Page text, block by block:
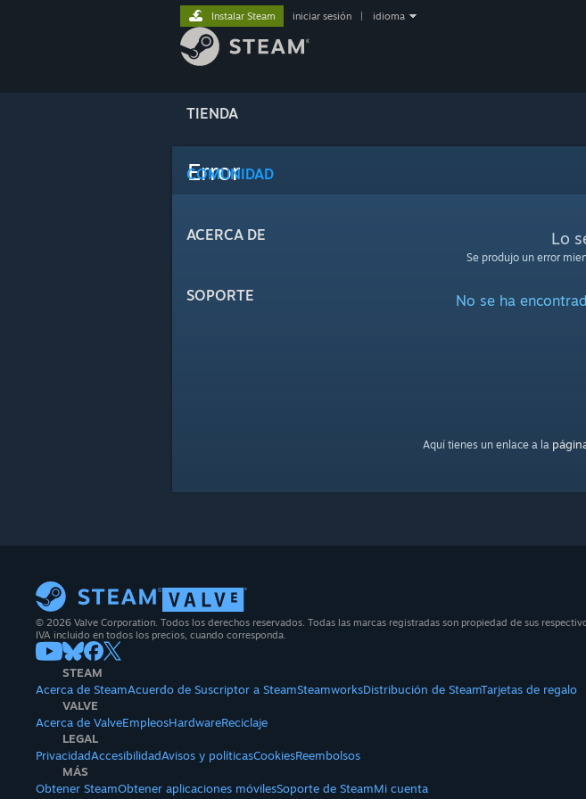
TIENDA
COMUNIDAD
ACERCA DE
SOPORTE
Instalar Steam iniciar sesión idioma
Error
Lo
Se produjo un error
No se ha
Aquí tienes un enlace a la
© 2026 Valve Corporation. Todos los derechos reservados. Todas las marcas registradas son propiedad de sus
IVA incluido en todos los precios, cuando corresponda.
STEAM
Acerca de SteamAcuerdo de Suscriptor a SteamSteamworksDistribución de SteamTarjetas de regalo
VALVE
Acerca de ValveEmpleosHardwareReciclaje
LEGAL
PrivacidadAccesibilidadAvisos y políticasCookiesReembolsos
MÁS
Obtener SteamObtener aplicaciones móvilesSoporte de SteamMi cuenta